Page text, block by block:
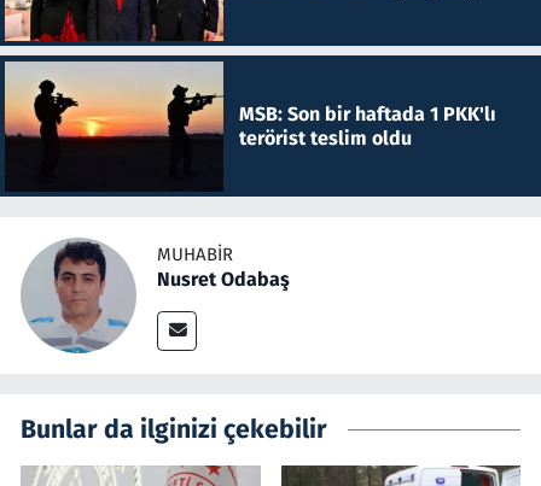
MSB: Son bir haftada 1 PKK'lı
terörist teslim oldu
MUHABIR
Nusret Odabaş
Bunlar da ilginizi çekebilir